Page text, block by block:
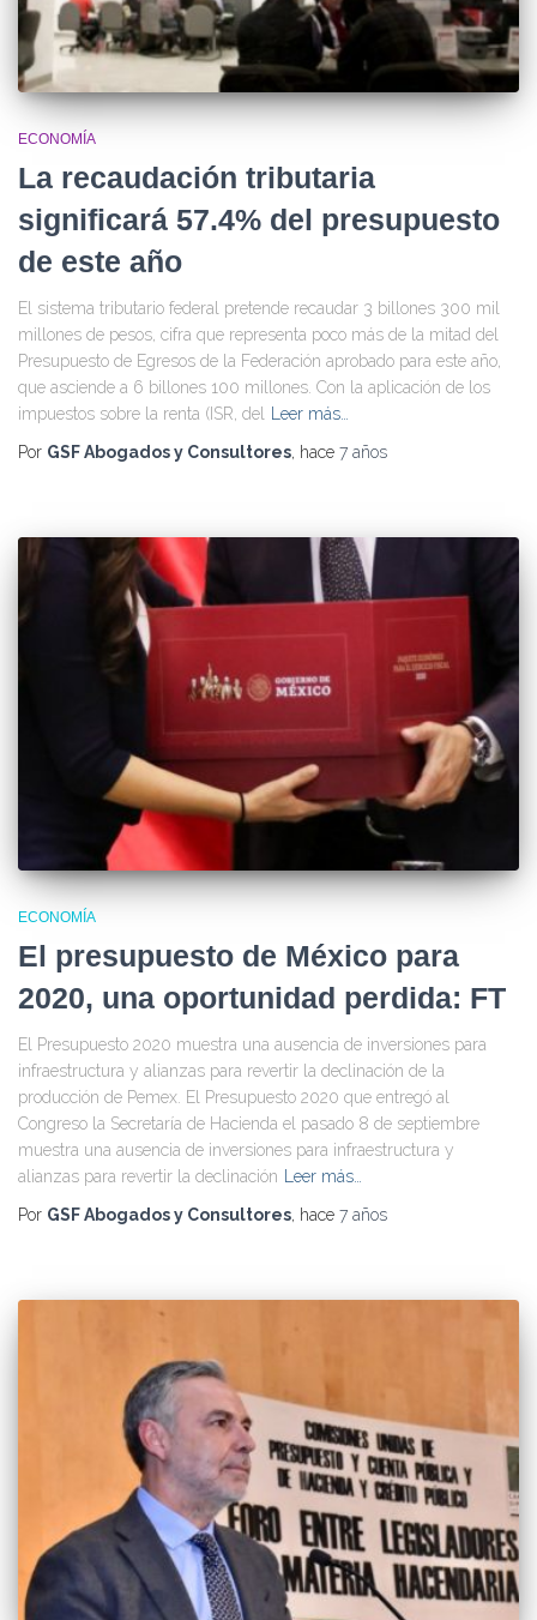
ECONOMÍA
La recaudación tributaria
significará 57.4% del presupuesto
de este año
El sistema tributario federal pretende recaudar 3 billones 300 mil
millones de pesos, cifra que representa poco más de la mitad del
Presupuesto de Egresos de la Federación aprobado para este año,
que asciende a 6 billones 100 millones. Con la aplicación de los
impuestos sobre la renta (ISR, del
Leer más…
Por GSF Abogados y Consultores, hace 7 años
ECONOMÍA
El presupuesto de México para
2020, una oportunidad perdida: FT
El Presupuesto 2020 muestra una ausencia de inversiones para
infraestructura y alianzas para revertir la declinación de la
producción de Pemex. El Presupuesto 2020 que entregó al
Congreso la Secretaría de Hacienda el pasado 8 de septiembre
muestra una ausencia de inversiones para infraestructura y
alianzas para revertir la declinación Leer más…
Por GSF Abogados y Consultores, hace 7 años